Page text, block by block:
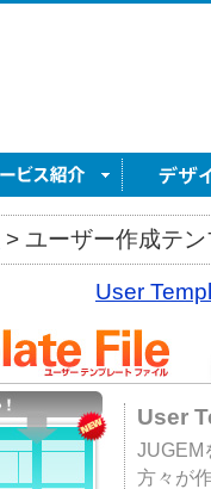
> ユーザー作成テ
User
User
JUGEM
方々が